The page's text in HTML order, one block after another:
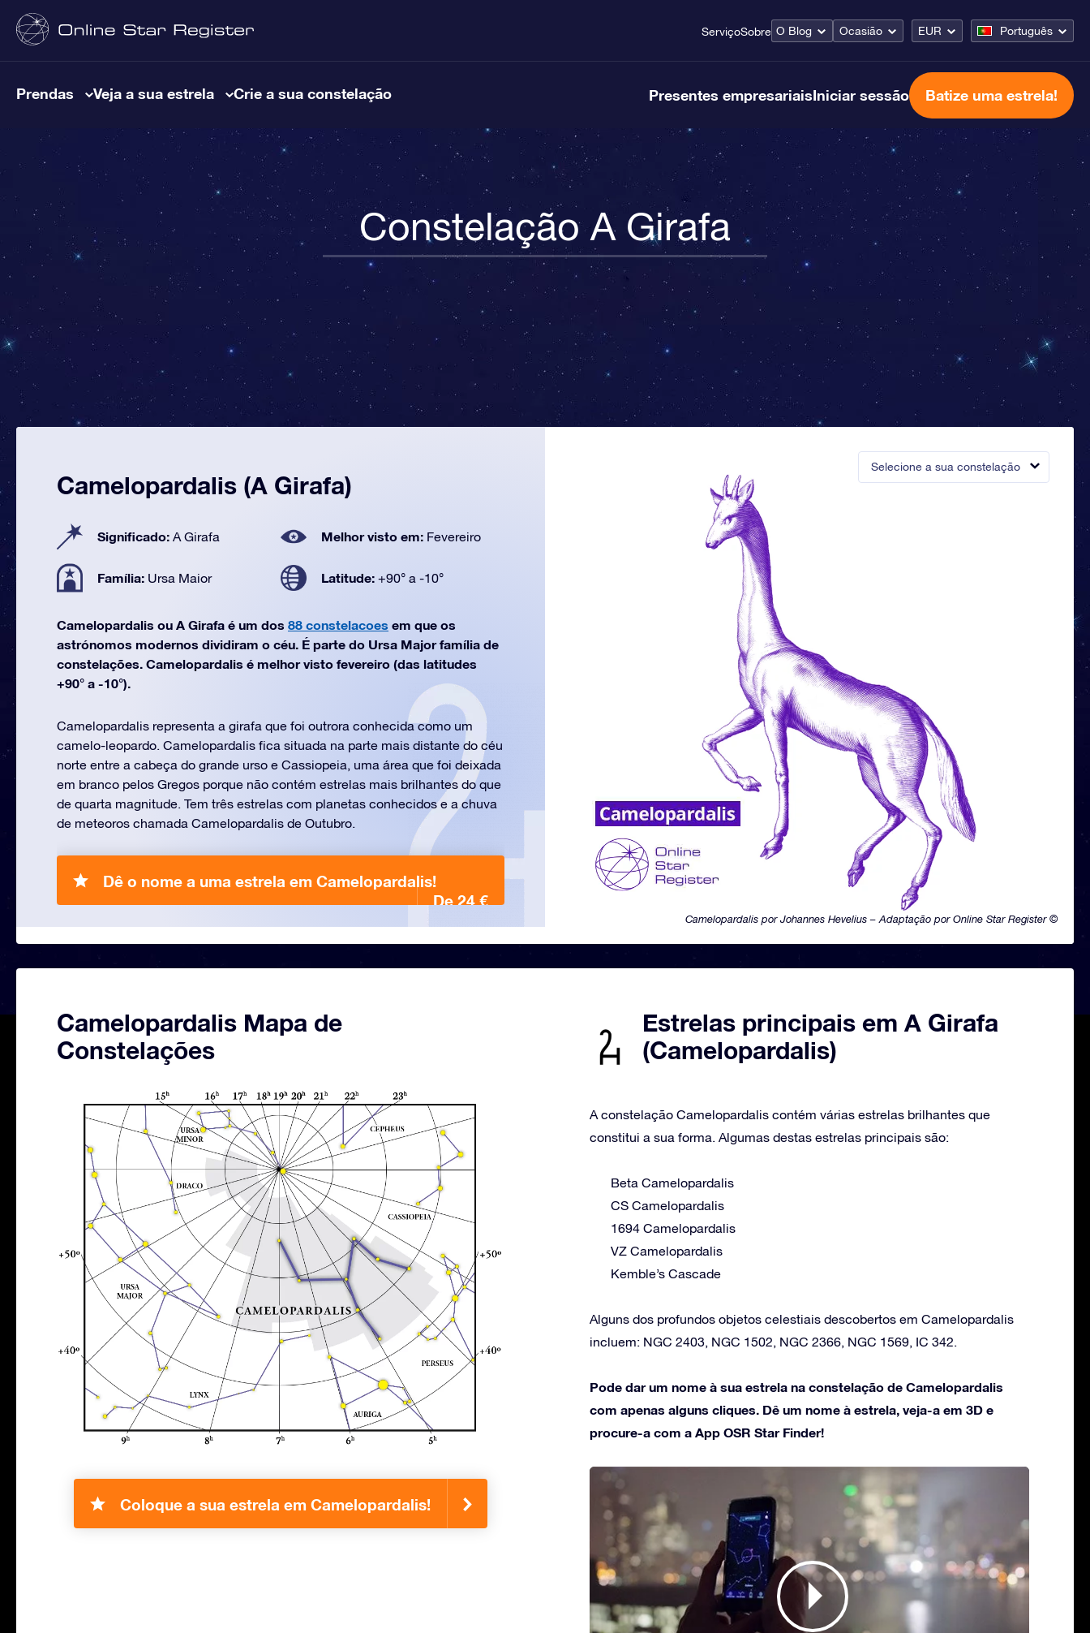
ServiçoSobre O Blog Ocasião EUR Português
Prendas Veja a sua estrela Crie a sua constelação Presentes empresariaisIniciar sessão Batize uma estrela!
Constelação A Girafa
Selecione a sua constelação
Camelopardalis por Johannes Hevelius – Adaptação por Online Star Register ©
Camelopardalis (A Girafa)
Significado: A Girafa Melhor visto em: Fevereiro
Família: Ursa Maior Latitude: +90° a -10°
Camelopardalis ou A Girafa é um dos 88 constelacoes em que os
astrónomos modernos dividiram o céu. É parte do Ursa Major família de
constelações. Camelopardalis é melhor visto fevereiro (das latitudes
+90° a -10°).
Camelopardalis representa a girafa que foi outrora conhecida como um
camelo-leopardo. Camelopardalis fica situada na parte mais distante do céu
norte entre a cabeça do grande urso e Cassiopeia, uma área que foi deixada
em branco pelos Gregos porque não contém estrelas mais brilhantes do que
de quarta magnitude. Tem três estrelas com planetas conhecidos e a chuva
de meteoros chamada Camelopardalis de Outubro.
Dê o nome a uma estrela em Camelopardalis!
De 24 €
Camelopardalis Mapa de
Constelações
Coloque a sua estrela em Camelopardalis!
Estrelas principais em A Girafa
(Camelopardalis)
A constelação Camelopardalis contém várias estrelas brilhantes que
constitui a sua forma. Algumas destas estrelas principais são:
Beta Camelopardalis
CS Camelopardalis
1694 Camelopardalis
VZ Camelopardalis
Kemble’s Cascade
Alguns dos profundos objetos celestiais descobertos em Camelopardalis
incluem: NGC 2403, NGC 1502, NGC 2366, NGC 1569, IC 342.
Pode dar um nome à sua estrela na constelação de Camelopardalis
com apenas alguns cliques. Dê um nome à estrela, veja-a em 3D e
procure-a com a App OSR Star Finder!